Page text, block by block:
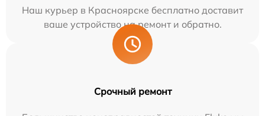
Наш курьер в Красноярске бесплатно доставит
ваше устройство на ремонт и обратно.
Срочный ремонт